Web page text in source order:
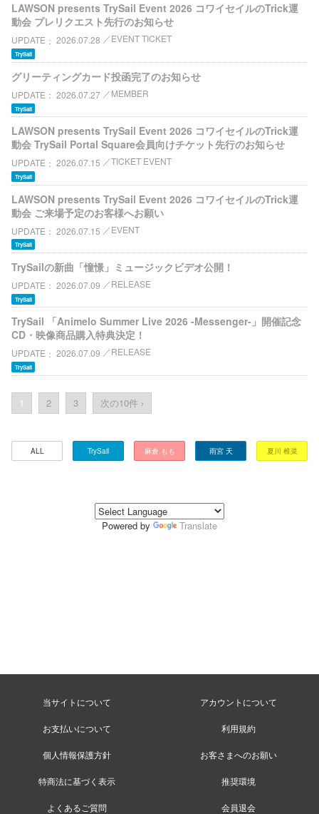
LAWSON presents TrySail Event 2026 コワイセイルのTrick運
動会 プレリクエスト先行のお知らせ
UPDATE 2026.07.28 EVENT TICKET
TrySail
グリーティングカード投函完了のお知らせ
UPDATE 2026.07.27 MEMBER
TrySail
LAWSON presents TrySail Event 2026 コワイセイルのTrick運
動会 TrySail Portal Square会員向けチケット先行のお知らせ
UPDATE 2026.07.15 TICKET EVENT
TrySail
LAWSON presents TrySail Event 2026 コワイセイルのTrick運
動会 ご来場予定のお客様へお願い
UPDATE 2026.07.15 EVENT
TrySail
TrySailの新曲「憧憬」ミュージックビデオ公開！
UPDATE 2026.07.09 RELEASE
TrySail
TrySail 「Animelo Summer Live 2026 -Messenger-」開催記念
CD・映像商品購入特典決定！
UPDATE 2026.07.09 RELEASE
TrySail
1 2 3 次の10件 ›
ALL TrySail 麻倉 もも 雨宮 天 夏川 椎菜
Powered by Translate
当サイトについて アカウントについて
お支払いについて 利用規約
個人情報保護方針 お客さまへのお願い
特商法に基づく表示 推奨環境
よくあるご質問 会員退会